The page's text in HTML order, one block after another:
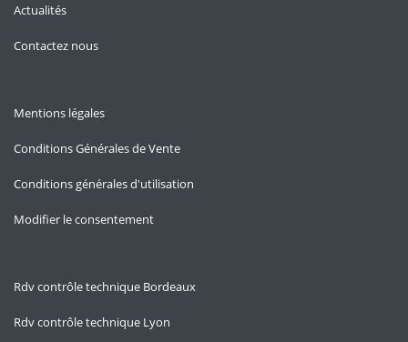
Actualités
Contactez nous
Mentions légales
Conditions Générales de Vente
Conditions générales d'utilisation
Modifier le consentement
Rdv contrôle technique Bordeaux
Rdv contrôle technique Lyon